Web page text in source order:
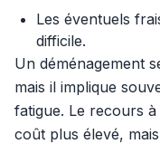
Les éventuels
difficile.
Un déménagement
mais il implique
fatigue. Le recours
coût plus élevé,